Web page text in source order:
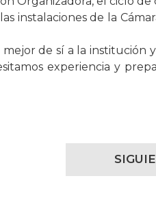
instalaciones de la
de sí a la institución
experiencia y